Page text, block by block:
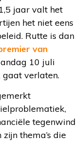
jaar valt het
het niet eens
Rutte is dan
van
10 juli
verlaten.
tegenwind
thema’s die